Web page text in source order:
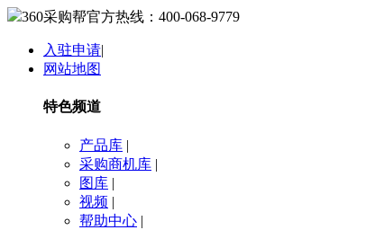
360采购帮官方热线： 400-068-9779
入驻申请|
网站地图
特色频道
产品库 |
采购商机库 |
图库 |
视频 |
帮助中心 |